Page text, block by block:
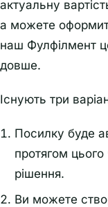
актуальну
а можете
наш Фулфілмент
довше.
Існують три
Посилку буде
протягом
рішення.
Ви можете